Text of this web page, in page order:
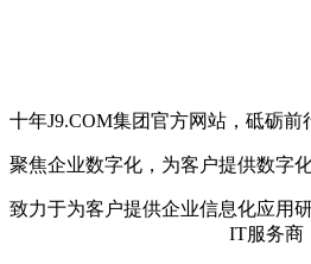
十年J9.COM集团官方网站，砥砺前
聚焦企业数字化， 为客户提供数字
致力于为客户提供企业信息化应用
IT服务商